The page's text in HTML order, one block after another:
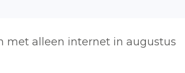
met alleen internet in augustus